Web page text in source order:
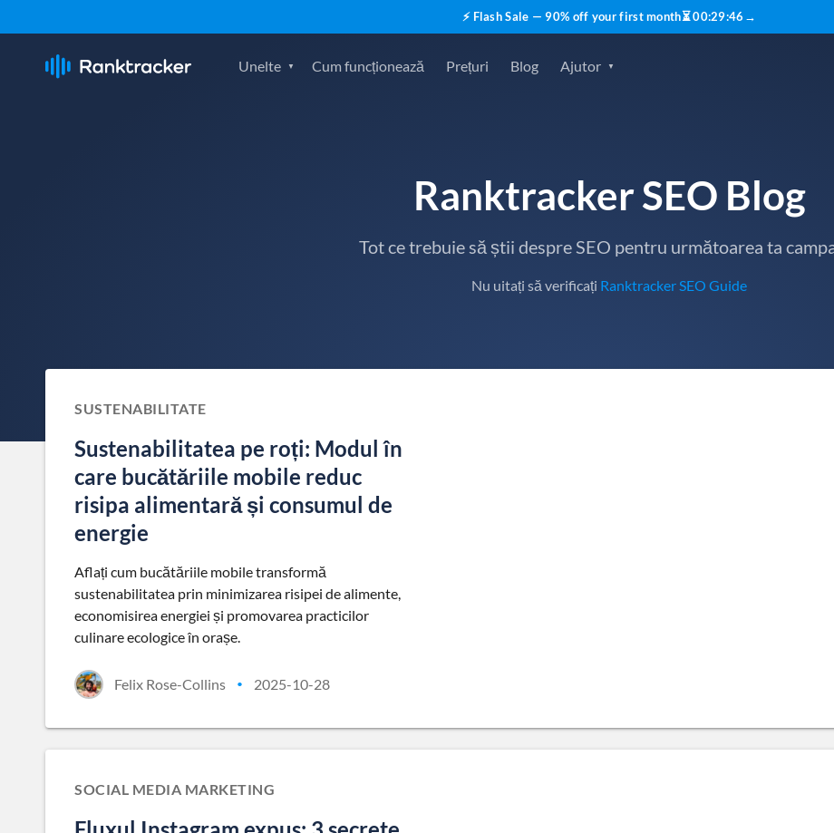
⚡ Flash Sale — 90% off your first month⏳00:29:45 →
Unelte Cum funcționează Prețuri Blog Ajutor
Ranktracker SEO Blog
Tot ce trebuie să știi despre SEO pentru următoarea ta
Nu uitați să verificați Ranktracker SEO Guide
SUSTENABILITATE
Sustenabilitatea pe roți: Modul în
care bucătăriile mobile reduc
risipa alimentară și consumul de
energie
Aflați cum bucătăriile mobile transformă
sustenabilitatea prin minimizarea risipei de alimente,
economisirea energiei și promovarea practicilor
culinare ecologice în orașe.
Felix Rose-Collins • 2025-10-28
SOCIAL MEDIA MARKETING